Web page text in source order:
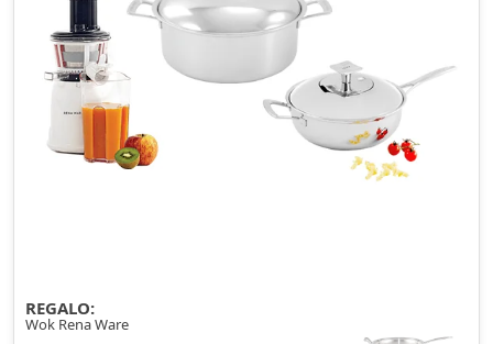
REGALO:
Wok Rena Ware